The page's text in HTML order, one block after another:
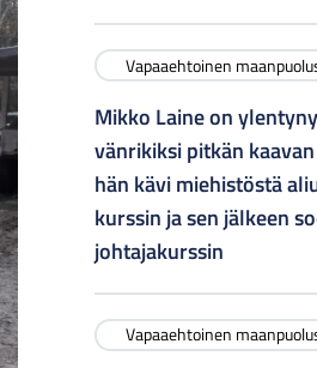
Vapaaehtoinen
Mikko Laine on
vänrikiksi pitkän
hän kävi miehistöstä
kurssin ja sen jälkeen
johtajakurssin
Vapaaehtoinen